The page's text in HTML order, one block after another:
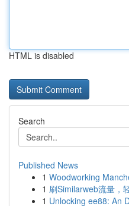
HTML is disabled
Search
Published News
1 Woodworking
1 刷Similarweb流量，
1 Unlocking ee88: An